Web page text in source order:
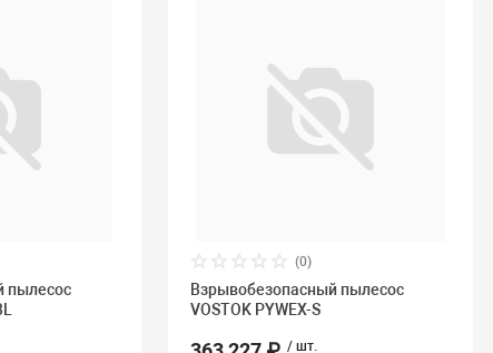
пылесос
(0)
Взрывобезопасный пылесос
VOSTOK PYWEX-S
/ шт.